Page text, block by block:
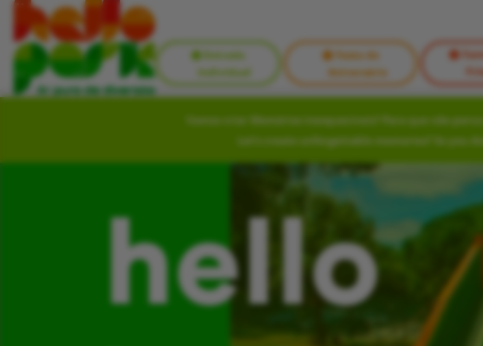
Entrada
Individual
Festa de
Aniversário
Vamos criar Memórias inesquecíveis? Para que não
Let’s create unforgettable memories? So you
hello